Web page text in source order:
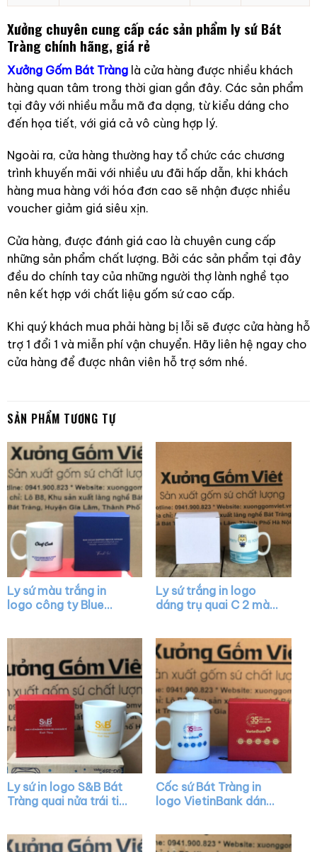
Xưởng chuyên cung cấp các sản phẩm ly sứ Bát
Tràng chính hãng, giá rẻ
Xưởng Gốm Bát Tràng là cửa hàng được nhiều khách
hàng quan tâm trong thời gian gần đây. Các sản phẩm
tại đây với nhiều mẫu mã đa dạng, từ kiểu dáng cho
đến họa tiết, với giá cả vô cùng hợp lý.
Ngoài ra, cửa hàng thường hay tổ chức các chương
trình khuyến mãi với nhiều ưu đãi hấp dẫn, khi khách
hàng mua hàng với hóa đơn cao sẽ nhận được nhiều
voucher giảm giá siêu xịn.
Cửa hàng, được đánh giá cao là chuyên cung cấp
những sản phẩm chất lượng. Bởi các sản phẩm tại đây
đều do chính tay của những người thợ lành nghề tạo
nên kết hợp với chất liệu gốm sứ cao cấp.
Khi quý khách mua phải hàng bị lỗi sẽ được cửa hàng hỗ
trợ 1 đổi 1 và miễn phí vận chuyển. Hãy liên hệ ngay cho
cửa hàng để được nhân viên hỗ trợ sớm nhé.
SẢN PHẨM TƯƠNG TỰ
Ly sứ màu trắng in
logo công ty Blue
Ly sứ trắng in logo
dáng trụ quai C 2 màu
Ly sứ in logo S&B Bát
Tràng quai nửa trái tim
Cốc sứ Bát Tràng in
logo VietinBank dáng